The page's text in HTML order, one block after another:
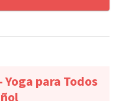
Yoga para Todos